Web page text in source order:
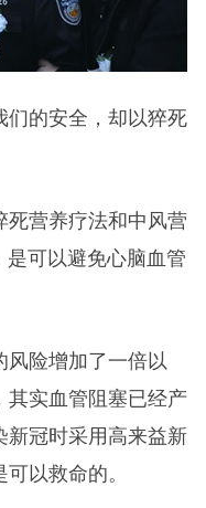
们的安全，却以猝死
死营养疗法和中风营
可以避免心脑血管
风险增加了一倍以
其实血管阻塞已经产
新冠时采用高来益新
以救命的。